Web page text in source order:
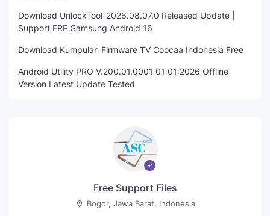
Download UnlockTool-2026.08.07.0 Released Update |
Support FRP Samsung Android 16
Download Kumpulan Firmware TV Coocaa Indonesia Free
Android Utility PRO V.200.01.0001 01:01:2026 Offline
Version Latest Update Tested
Free Support Files
Bogor, Jawa Barat, Indonesia